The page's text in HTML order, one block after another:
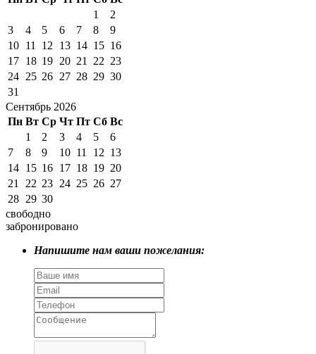
1
2
3
4 5 6 7 8
9
10 11 12 13 14 15 16
17 18 19 20 21 22 23
24 25 26 27 28 29 30
31
Сентябрь 2026
Пн Вт Ср Чт Пт Сб Вс
1
2 3 4 5
6
7
8 9 10 11 12 13
14 15 16 17 18 19 20
21
22 23 24 25 26 27
28 29 30
свободно
забронировано
Напишите нам ваши пожелания: